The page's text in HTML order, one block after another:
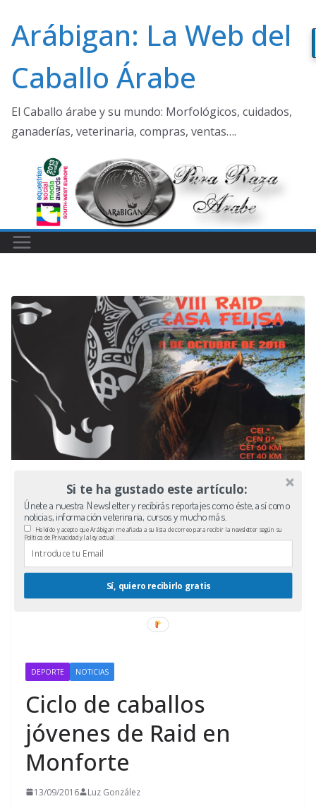
contenido
Arábigan: La Web del
Caballo Árabe
El Caballo árabe y su mundo: Morfológicos, cuidados,
ganaderías, veterinaria, compras, ventas….
Si te ha gustado este artículo:
Únete a nuestra Newsletter y recibirás reportajes como éste, así como
noticias, información veterinaria, cursos y mucho más.
Sí, quiero recibirlo gratis
He leído y acepto que Arábigan me añada a su lista de correo para recibir la newsletter según su
Política de Privacidad y la ley actual
DEPORTE NOTICIAS
Ciclo de caballos
jóvenes de Raid en
Monforte
13/09/2016 Luz González